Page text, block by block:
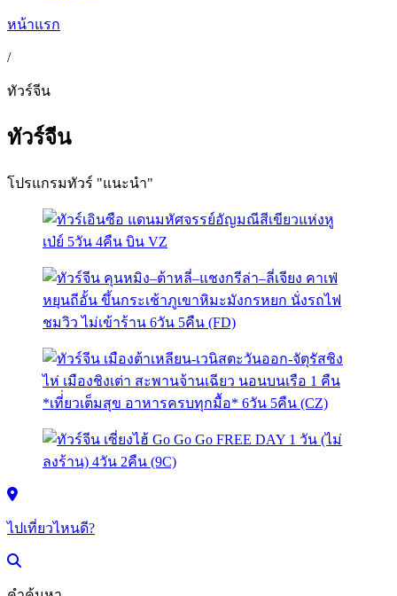
หน้าแรก
/
ทัวร์จีน
ทัวร์จีน
โปรแกรมทัวร์ "แนะนำ"
ไปเที่ยวไหนดี?